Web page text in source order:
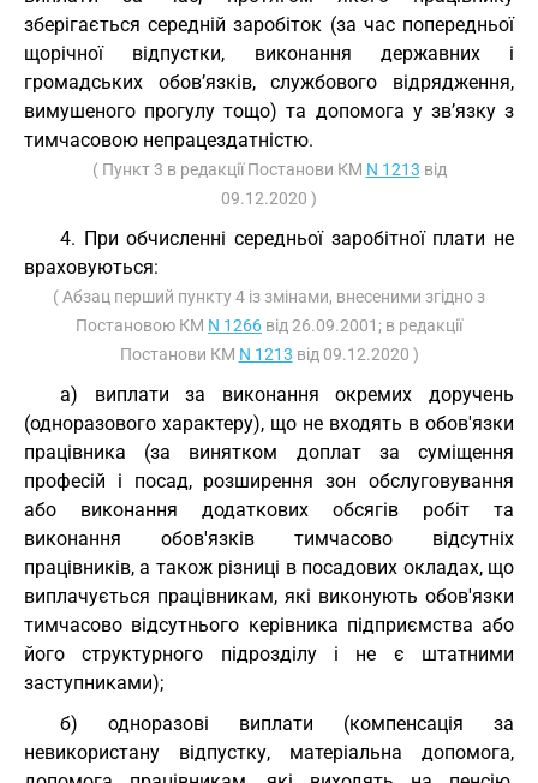
зберігається середній заробіток (за час попередньої
щорічної відпустки, виконання державних і
громадських обов’язків, службового відрядження,
вимушеного прогулу тощо) та допомога у зв’язку з
тимчасовою непрацездатністю.
( Пункт 3 в редакції Постанови КМ N 1213 від
09.12.2020 )
4. При обчисленні середньої заробітної плати не
враховуються:
( Абзац перший пункту 4 із змінами, внесеними згідно з
Постановою КМ N 1266 від 26.09.2001; в редакції
Постанови КМ N 1213 від 09.12.2020 )
а) виплати за виконання окремих доручень
(одноразового характеру), що не входять в обов'язки
працівника (за винятком доплат за суміщення
професій і посад, розширення зон обслуговування
або виконання додаткових обсягів робіт та
виконання обов'язків тимчасово відсутніх
працівників, а також різниці в посадових окладах, що
виплачується працівникам, які виконують обов'язки
тимчасово відсутнього керівника підприємства або
його структурного підрозділу і не є штатними
заступниками);
б) одноразові виплати (компенсація за
невикористану відпустку, матеріальна допомога,